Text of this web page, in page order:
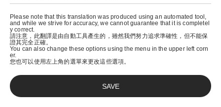
会社概要
© graniph inc.
Please note that this translation was produced using an automated tool,
and while we strive for accuracy, we cannot guarantee that it is completel
y correct.
請注意，此翻譯是由自動工具產生的，雖然我們努力追求準確性，但不能保
證其完全正確。
You can also change these options using the menu in the upper left corn
er.
您也可以使用左上角的選單來更改這些選項。
SAVE